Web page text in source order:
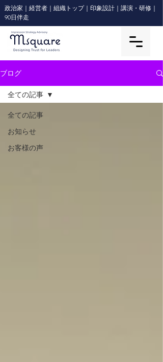
政治家｜経営者｜組織トップ｜印象設計｜講演・研修｜
90日伴走
ブログ
全ての記事
お知らせ
お客様の声
全ての記事